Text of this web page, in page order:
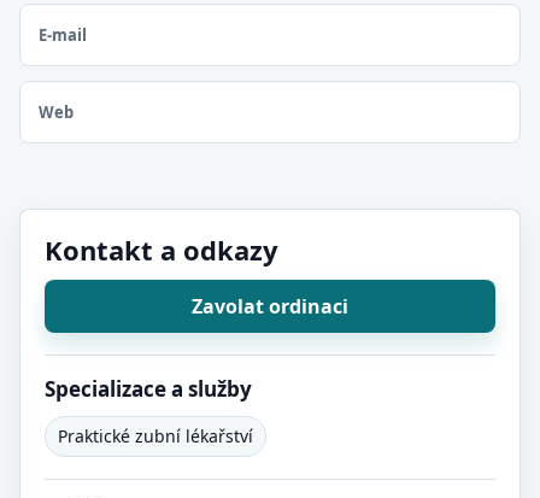
E-mail
Web
Kontakt a odkazy
Zavolat ordinaci
Specializace a služby
Praktické zubní lékařství